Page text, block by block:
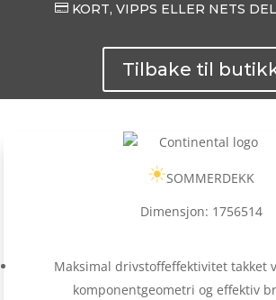
 KORT, VIPPS ELLER NETS
Tilbake til
SOMMERDEKK
Dimensjon: 1756514
Maksimal drivstoffeffektivitet takket
komponentgeometri og effektiv